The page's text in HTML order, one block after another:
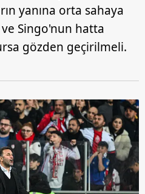
yanına orta sahaya
ve Singo'nun hatta
gözden geçirilmeli.